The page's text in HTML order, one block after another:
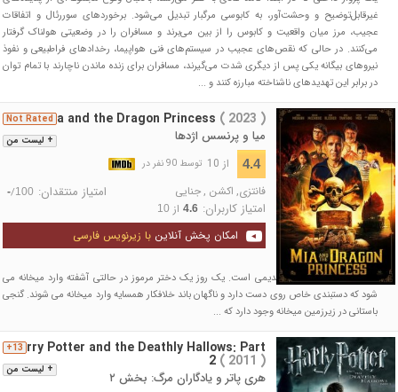
غیرقابل‌توضیح و وحشت‌آور، به کابوسی مرگبار تبدیل می‌شود. برخوردهای سوررئال و اتفاقات
عجیب، مرز میان واقعیت و کابوس را از بین می‌برند و مسافران را در وضعیتی هولناک گرفتار
می‌کنند. در حالی که نقص‌های عجیب در سیستم‌های فنی هواپیما، رخدادهای فراطبیعی و نفوذ
نیروهای بیگانه یکی پس از دیگری شدت می‌گیرند، مسافران برای زنده ماندن ناچارند با تمام توان
در برابر این تهدیدهای ناشناخته مبارزه کنند و ...
+ لیست من
Not RatedMia and the Dragon Princess ( 2023 )
میا و پرنسس اژدها
4.4 از 10 توسط 90 نفر در
فانتزی, اکشن ,جنایی امتیاز منتقدان: -/100
امتیاز کاربران: 4.6از 10
امکان پخش آنلاین با زیرنویس فارسی
میا خدمتکار یک میخانه قدیمی است. یک روز یک دختر مرموز در حالتی آشفته وارد میخانه می
شود که دستبندی خاص روی دست دارد و ناگهان باند خلافکار همسایه وارد میخانه می شوند. گنجی
باستانی در زیرزمین میخانه وجود دارد که ...
+ لیست من
13+
Harry Potter and the Deathly Hallows: Part
2 ( 2011 )
هری پاتر و یادگاران مرگ: بخش ۲